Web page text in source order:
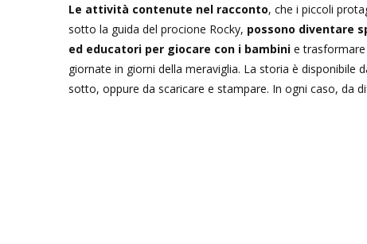
Le attività contenute nel racconto, che i piccoli
sotto la guida del procione Rocky, possono diventare
ed educatori per giocare con i bambini e
giornate in giorni della meraviglia. La storia è disponibile
sotto, oppure da scaricare e stampare. In ogni caso, da